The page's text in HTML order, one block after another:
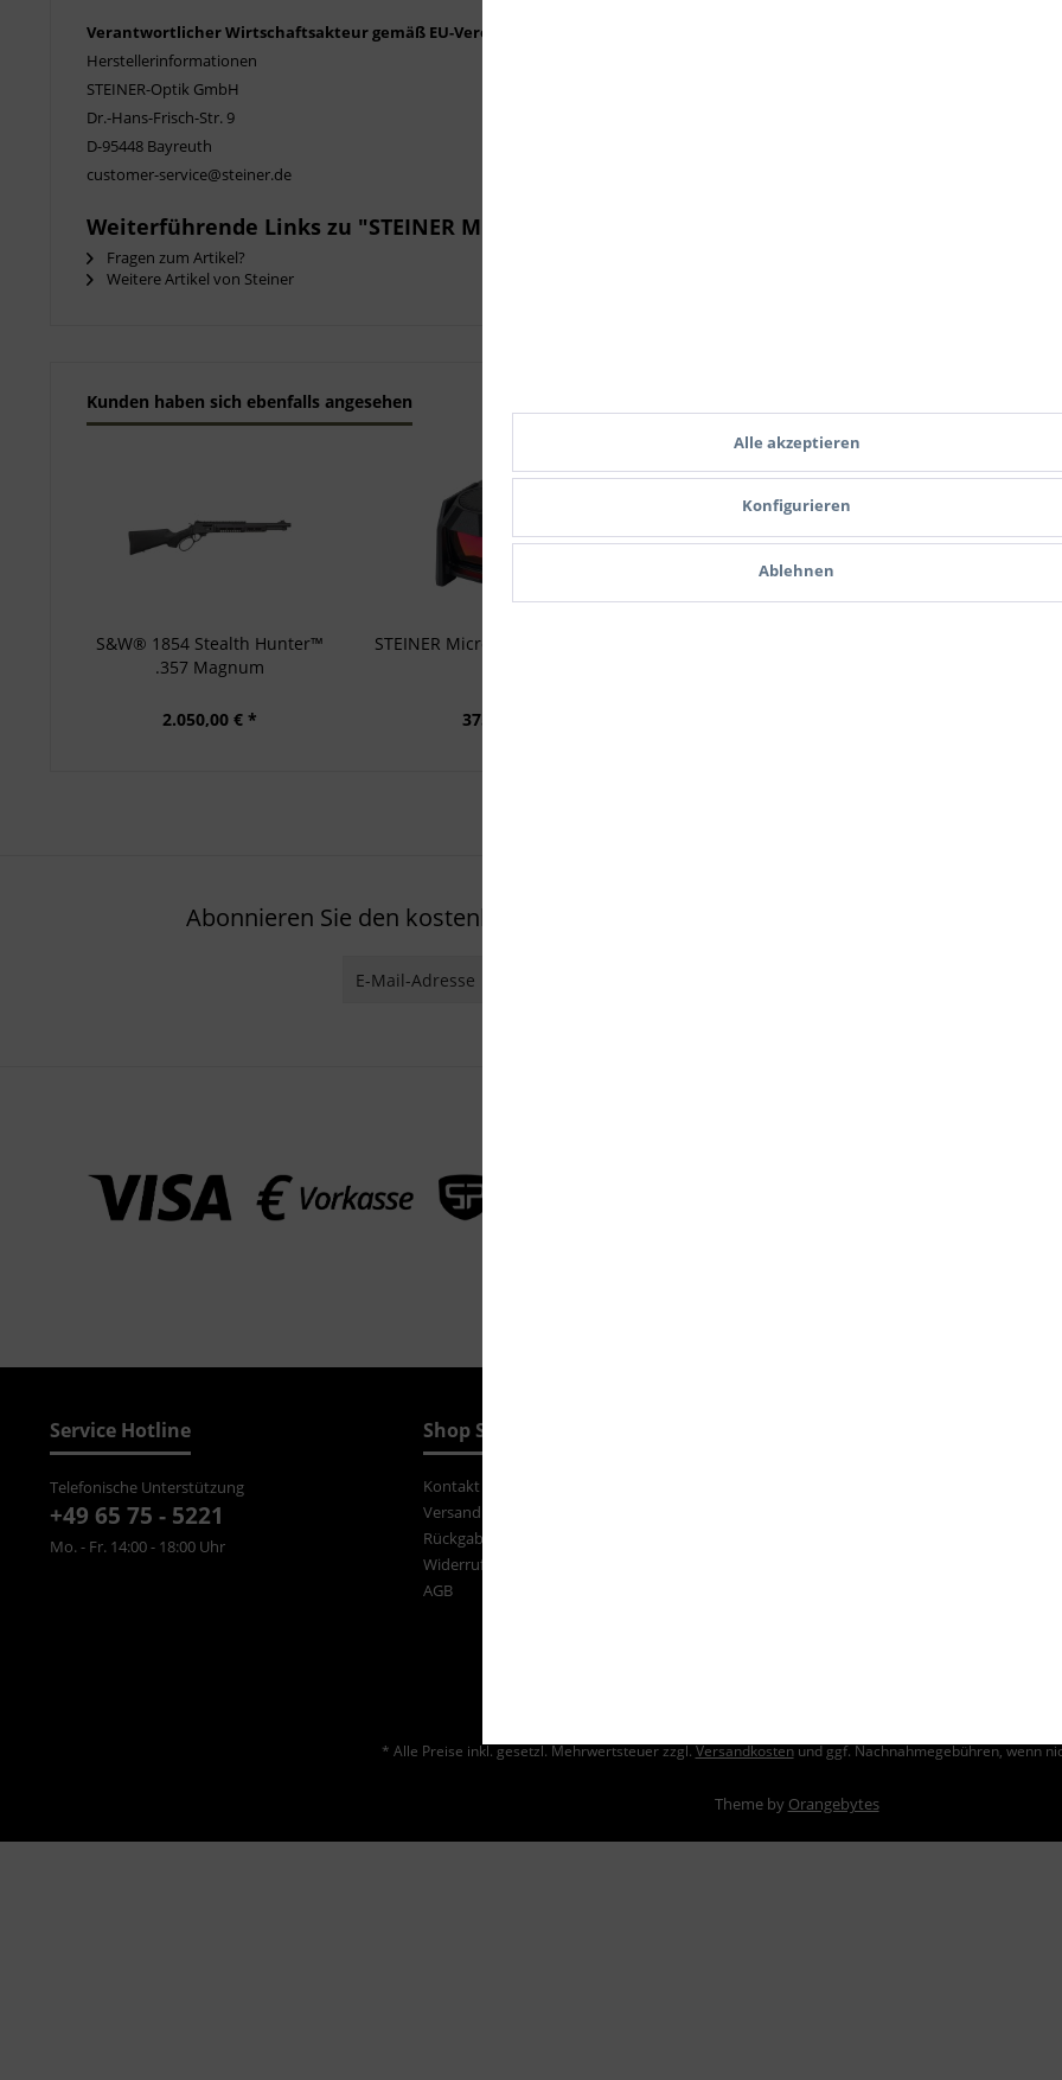
Verantwortlicher Wirtschaftsakteur gemäß EU-Verordnung:
Herstellerinformationen
STEINER-Optik GmbH
Dr.-Hans-Frisch-Str. 9
D-95448 Bayreuth
customer-service@steiner.de
Weiterführende Links zu "STEINER Micro Pistol Sight (MPS)"
Fragen zum Artikel?
Weitere Artikel von Steiner
Kunden haben sich ebenfalls angesehen
S&W® 1854 Stealth Hunter™
.357 Magnum
2.050,00 € *
STEINER Micro Pistol Sight (MPS)
375,00 € *
Abonnieren Sie den kostenlosen Newsletter und verpassen Sie keine Neuigkeit
Service Hotline
Telefonische Unterstützung
+49 65 75 - 5221
Mo. - Fr. 14:00 - 18:00 Uhr
Shop Service
Kontakt
Versand und Zahlungsbedingungen
Rückgabe
Widerrufsrecht
AGB
* Alle Preise inkl. gesetzl. Mehrwertsteuer zzgl.Versandkostenund ggf. Nachnahmegebühren, wenn
Theme by Orangebytes
Ablehnen
Alle akzeptieren
Konfigurieren